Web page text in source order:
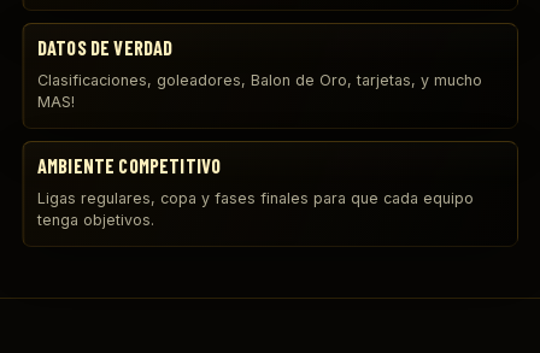
DATOS DE VERDAD
Clasificaciones, goleadores, Balon de Oro, tarjetas, y mucho
MAS!
AMBIENTE COMPETITIVO
Ligas regulares, copa y fases finales para que cada equipo
tenga objetivos.